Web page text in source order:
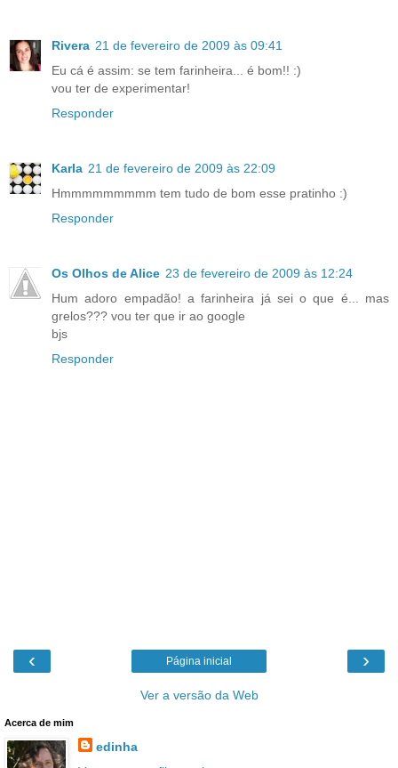
Rivera 21 de fevereiro de 2009 às 09:41
Eu cá é assim: se tem farinheira... é bom!! :)
vou ter de experimentar!
Responder
Karla 21 de fevereiro de 2009 às 22:09
Hmmmmmmmmm tem tudo de bom esse pratinho :)
Responder
Os Olhos de Alice 23 de fevereiro de 2009 às 12:24
Hum adoro empadão! a farinheira já sei o que é... mas
grelos??? vou ter que ir ao google
bjs
Responder
‹ ›
Página inicial
Ver a versão da Web
Acerca de mim
edinha